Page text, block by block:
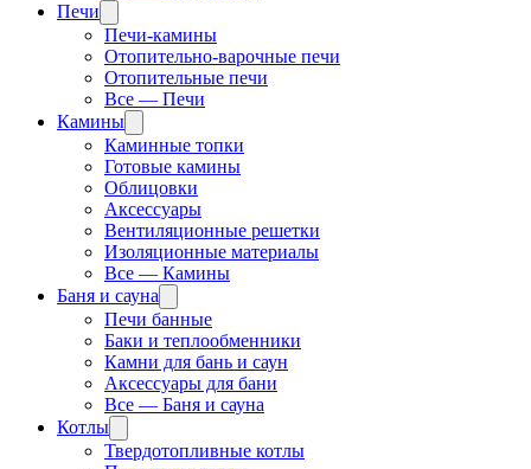
Печи
Печи-камины
Отопительно-варочные печи
Отопительные печи
Все — Печи
Камины
Каминные топки
Готовые камины
Облицовки
Аксессуары
Вентиляционные решетки
Изоляционные материалы
Все — Камины
Баня и сауна
Печи банные
Баки и теплообменники
Камни для бань и саун
Аксессуары для бани
Все — Баня и сауна
Котлы
Твердотопливные котлы